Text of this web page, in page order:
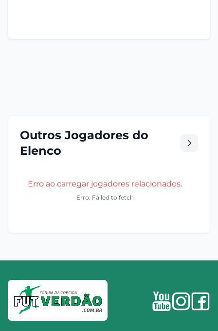
Outros Jogadores do
Elenco
Erro ao carregar jogadores relacionados.
Erro: Failed to fetch